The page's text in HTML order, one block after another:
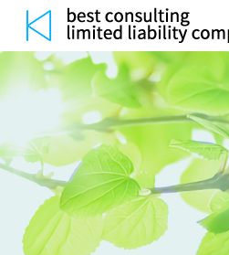
HOME
サービス
研修メニュー
実績紹介